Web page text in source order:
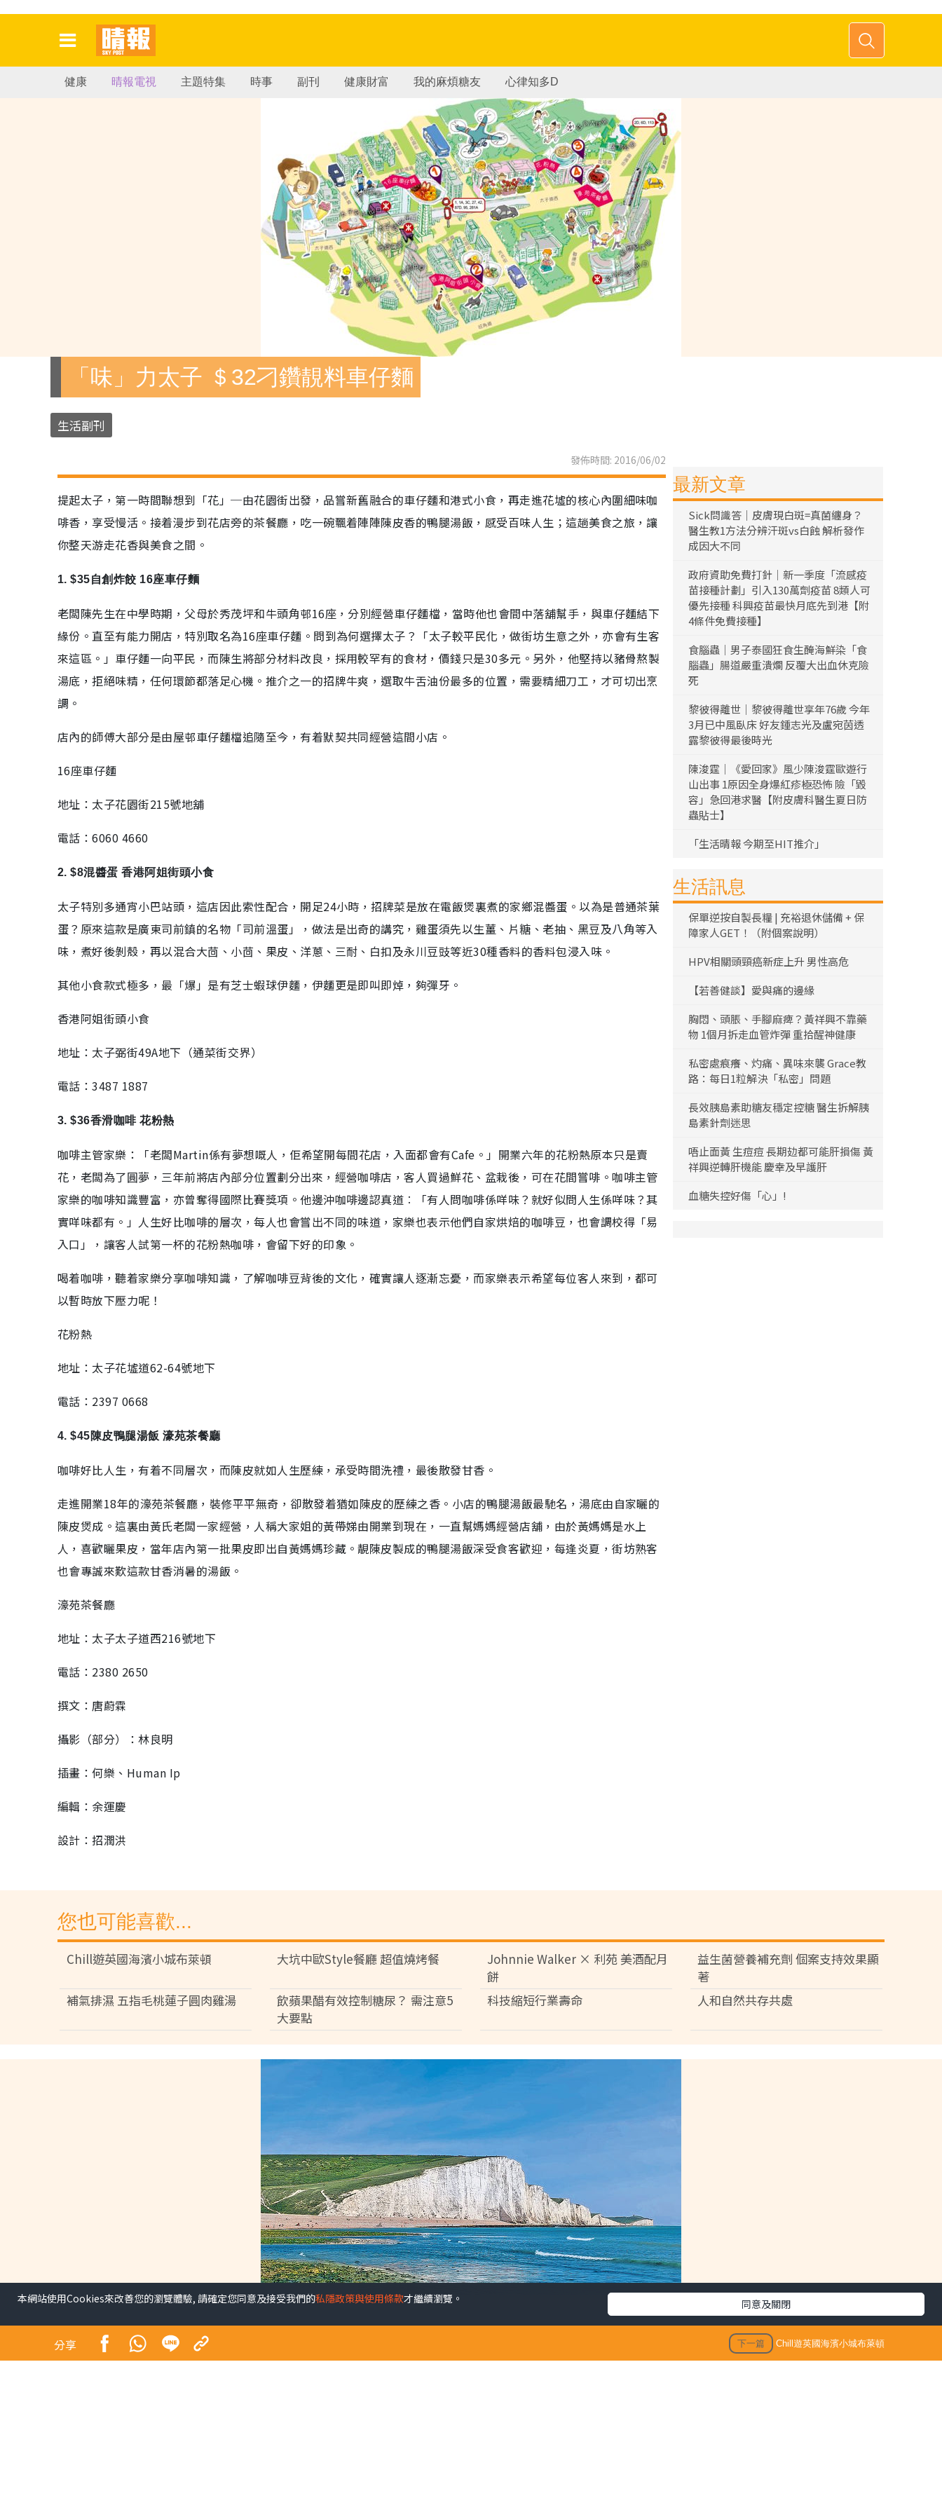
健康 晴報電視 主題特集 時事 副刊 健康財富 我的麻煩糖友 心律知多D
「味」力太子 ＄32刁鑽靚料車仔麵
生活副刊
發佈時間: 2016/06/02
提起太子，第一時間聯想到「花」─由花園街出發，品嘗新舊融合的車仔麵和港式小食，再走進花墟的核心內圍細味咖
啡香，享受慢活。接着漫步到花店旁的茶餐廳，吃一碗飄着陣陣陳皮香的鴨腿湯飯，感受百味人生；這趟美食之旅，讓
你整天游走花香與美食之間。
1. $35自創炸餃 16座車仔麵
老闆陳先生在中學時期，父母於秀茂坪和牛頭角邨16座，分別經營車仔麵檔，當時他也會間中落舖幫手，與車仔麵結下
緣份。直至有能力開店，特別取名為16座車仔麵。問到為何選擇太子？「太子較平民化，做街坊生意之外，亦會有生客
來這區。」車仔麵一向平民，而陳生將部分材料改良，採用較罕有的食材，價錢只是30多元。另外，他堅持以豬骨熬製
湯底，拒絕味精，任何環節都落足心機。推介之一的招牌牛爽，選取牛舌油份最多的位置，需要精細刀工，才可切出烹
調。
店內的師傅大部分是由屋邨車仔麵檔追隨至今，有着默契共同經營這間小店。
16座車仔麵
地址：太子花園街215號地舖
電話：6060 4660
2. $8混醬蛋 香港阿姐街頭小食
太子特別多通宵小巴站頭，這店因此索性配合，開足24小時，招牌菜是放在電飯煲裏煮的家鄉混醬蛋。以為是普通茶葉
蛋？原來這款是廣東司前鎮的名物「司前溫蛋」，做法是出奇的講究，雞蛋須先以生薑、片糖、老抽、黑豆及八角等入
味，煮好後剝殼，再以混合大茴、小茴、果皮、洋蔥、三耐、白扣及永川豆豉等近30種香料的香料包浸入味。
其他小食款式極多，最「爆」是有芝士蝦球伊麵，伊麵更是即叫即焯，夠彈牙。
香港阿姐街頭小食
地址：太子弼街49A地下（通菜街交界）
電話：3487 1887
3. $36香滑咖啡 花粉熱
咖啡主管家樂：「老闆Martin係有夢想嘅人，佢希望開每間花店，入面都會有Cafe。」開業六年的花粉熱原本只是賣
花，老闆為了圓夢，三年前將店內部分位置劃分出來，經營咖啡店，客人買過鮮花、盆栽後，可在花間嘗啡。咖啡主管
家樂的咖啡知識豐富，亦曾奪得國際比賽獎項。他邊沖咖啡邊認真道︰「有人問咖啡係咩味？就好似問人生係咩味？其
實咩味都有。」人生好比咖啡的層次，每人也會嘗出不同的味道，家樂也表示他們自家烘焙的咖啡豆，也會調校得「易
入口」，讓客人試第一杯的花粉熱咖啡，會留下好的印象。
喝着咖啡，聽着家樂分享咖啡知識，了解咖啡豆背後的文化，確實讓人逐漸忘憂，而家樂表示希望每位客人來到，都可
以暫時放下壓力呢！
花粉熱
地址：太子花墟道62-64號地下
電話：2397 0668
4. $45陳皮鴨腿湯飯 濠苑茶餐廳
咖啡好比人生，有着不同層次，而陳皮就如人生歷練，承受時間洗禮，最後散發甘香。
走進開業18年的濠苑茶餐廳，裝修平平無奇，卻散發着猶如陳皮的歷練之香。小店的鴨腿湯飯最馳名，湯底由自家曬的
陳皮煲成。這裏由黃氏老闆一家經營，人稱大家姐的黃帶娣由開業到現在，一直幫媽媽經營店舖，由於黃媽媽是水上
人，喜歡曬果皮，當年店內第一批果皮即出自黃媽媽珍藏。靚陳皮製成的鴨腿湯飯深受食客歡迎，每逢炎夏，街坊熟客
也會專誠來歎這款甘香消暑的湯飯。
濠苑茶餐廳
地址：太子太子道西216號地下
電話：2380 2650
撰文：唐蔚霖
攝影（部分）：林良明
插畫：何樂、Human Ip
編輯：余運慶
設計：招潤洪
最新文章
Sick問識答｜皮膚現白斑=真菌纏身？
醫生教1方法分辨汗斑vs白蝕 解析發作
成因大不同
政府資助免費打針｜新一季度「流感疫
苗接種計劃」引入130萬劑疫苗 8類人可
優先接種 科興疫苗最快月底先到港【附
4條件免費接種】
食腦蟲｜男子泰國狂食生醃海鮮染「食
腦蟲」腸道嚴重潰爛 反覆大出血休克險
死
黎彼得離世｜黎彼得離世享年76歲 今年
3月已中風臥床 好友鍾志光及盧宛茵透
露黎彼得最後時光
陳浚霆｜《愛回家》風少陳浚霆歐遊行
山出事 1原因全身爆紅疹極恐怖 險「毀
容」急回港求醫【附皮膚科醫生夏日防
蟲貼士】
「生活晴報 今期至HIT推介」
生活訊息
保單逆按自製長糧 | 充裕退休儲備 + 保
障家人GET！（附個案說明）
HPV相關頭頸癌新症上升 男性高危
【若善健談】愛與痛的邊緣
胸悶、頭脹、手腳麻痺？黃祥興不靠藥
物 1個月拆走血管炸彈 重拾醒神健康
私密處痕癢、灼痛、異味來襲 Grace教
路：每日1粒解決「私密」問題
長效胰島素助糖友穩定控糖 醫生拆解胰
島素針劑迷思
唔止面黃 生痘痘 長期攰都可能肝損傷 黃
祥興逆轉肝機能 慶幸及早護肝
血糖失控好傷「心」!
您也可能喜歡...
Chill遊英國海濱小城布萊頓 大坑中歐Style餐廳 超值燒烤餐
Johnnie Walker × 利苑 美酒配月
餅
益生菌營養補充劑 個案支持效果顯
著
補氣排濕 五指毛桃蓮子圓肉雞湯
飲蘋果醋有效控制糖尿？ 需注意5
大要點
科技縮短行業壽命 人和自然共存共處
生活副刊
分享 下一篇 Chill遊英國海濱小城布萊頓
本網站使用Cookies來改善您的瀏覽體驗, 請確定您同意及接受我們的私隱政策與使用條款才繼續瀏覽。 同意及關閉